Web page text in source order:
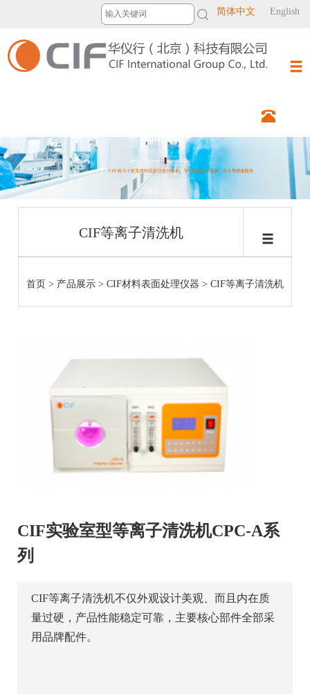
简体中文 English
CIF等离子清洗机
首页 > 产品展示 > CIF材料表面处理仪器 > CIF等离子清洗机
CIF实验室型等离子清洗机CPC-A系
列
CIF等离子清洗机不仅外观设计美观、而且内在质
量过硬，产品性能稳定可靠，主要核心部件全部采
用品牌配件。